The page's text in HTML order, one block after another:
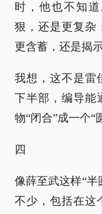
时，他也不知
狠，还是更复杂
更含蓄，还是揭
我想，这不是雷
下半部，编导能
物“闭合”成一个“
四
像薛至武这样“
不少，包括在这